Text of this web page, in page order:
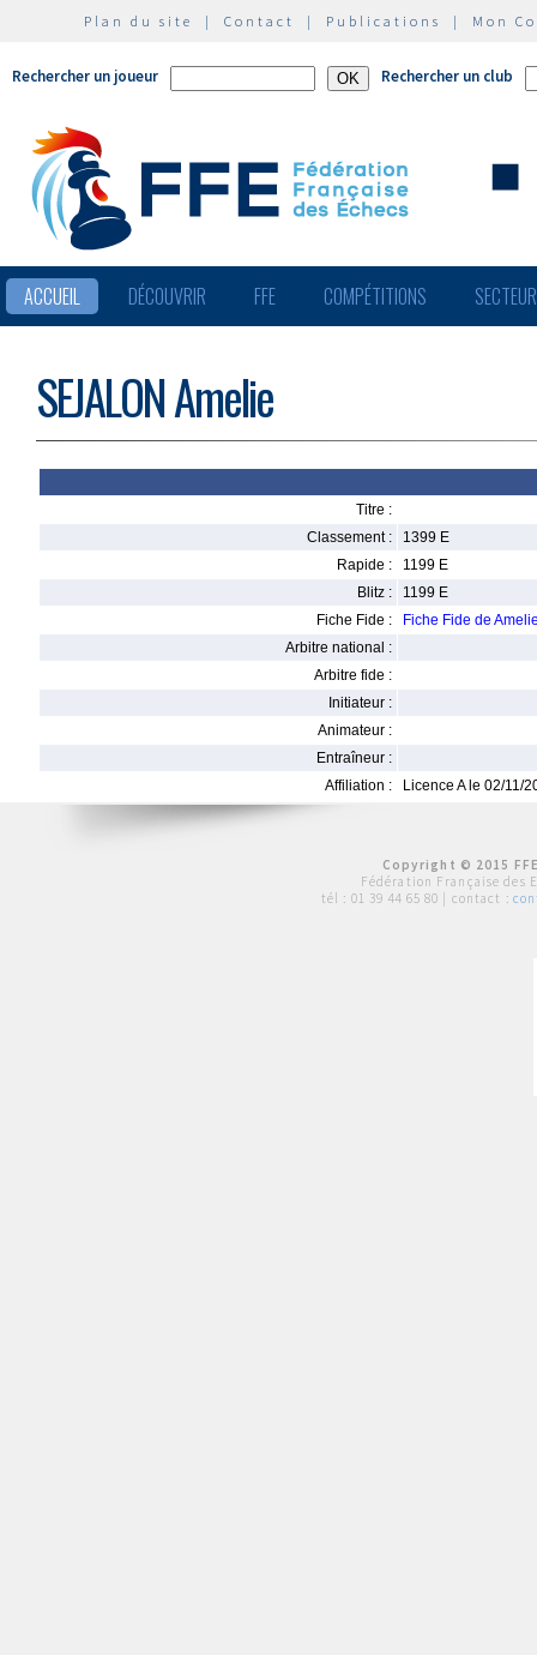
Plan du site | Contact | Publications | Mon
Rechercher un joueur Rechercher un club
ACCUEIL DÉCOUVRIR FFE COMPÉTITIONS
SEJALON Amelie
Titre :
Classement :
1399 E
Rapide :
1199 E
Blitz :
1199 E
Fiche Fide :
Fiche Fide de
Arbitre national :
Arbitre fide :
Initiateur :
Animateur :
Entraîneur :
Affiliation :
Licence A le 02/11/
Copyright © 2015
Fédération Française des
tél : 01 39 44 65 80 | contact :